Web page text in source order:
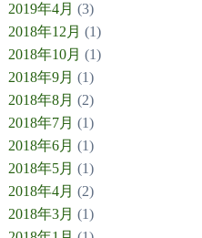
2019年4月 (3)
2018年12月 (1)
2018年10月 (1)
2018年9月 (1)
2018年8月 (2)
2018年7月 (1)
2018年6月 (1)
2018年5月 (1)
2018年4月 (2)
2018年3月 (1)